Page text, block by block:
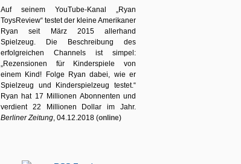
Auf seinem YouTube-Kanal „Ryan
ToysReview“ testet der kleine Amerikaner
Ryan seit März 2015 allerhand
Spielzeug. Die Beschreibung des
erfolgreichen Channels ist simpel:
„Rezensionen für Kinderspiele von
einem Kind! Folge Ryan dabei, wie er
Spielzeug und Kinderspielzeug testet.“
Ryan hat 17 Millionen Abonnenten und
verdient 22 Millionen Dollar im Jahr.
Berliner Zeitung, 04.12.2018 (online)